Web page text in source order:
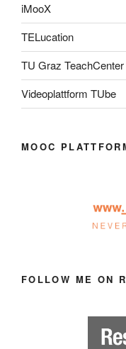
iMooX
TELucation
TU Graz TeachCenter
Videoplattform TUbe
MOOC
FOLLOW ME ON